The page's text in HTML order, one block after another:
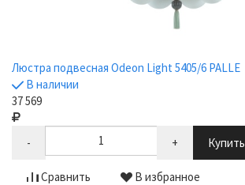
Люстра подвесная Odeon Light 5405/6 PALLE
В наличии
37 569
- + Купить
Сравнить В избранное